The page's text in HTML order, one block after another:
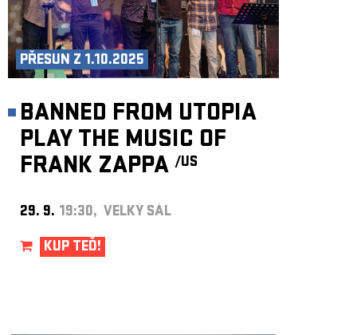
PŘESUN Z 1.10.2025
BANNED FROM UTOPIA
PLAY THE MUSIC OF
FRANK ZAPPA /US
29. 9. 19:30, VELKÝ SÁL
KUP TEĎ!